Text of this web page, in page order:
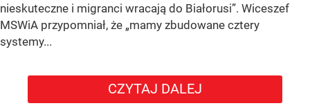
nieskuteczne i migranci wracają do Białorusi”. Wiceszef
MSWiA przypomniał, że „mamy zbudowane cztery
systemy...
CZYTAJ DALEJ